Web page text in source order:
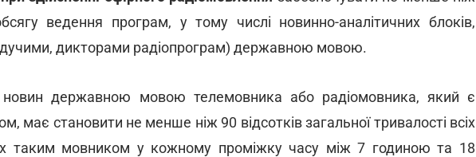
ведення програм, у тому числі новинно-аналітичних блоків,
дикторами радіопрограм) державною мовою.
державною мовою телемовника або радіомовника, який є
має становити не менше ніж 90 відсотків загальної тривалості всіх
таким мовником у кожному проміжку часу між 7 годиною та 18